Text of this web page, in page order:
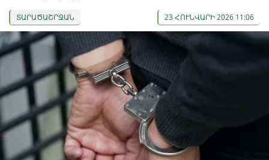
ՏԱՐԱԾԱՇՐՋԱՆ 23 ՀՈՒՆՎԱՐԻ 2026 11:06